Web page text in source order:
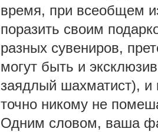
время, при всеобщем
поразить своим
разных сувениров,
могут быть и
заядлый шахматист), и
точно никому не
Одним словом, ваша